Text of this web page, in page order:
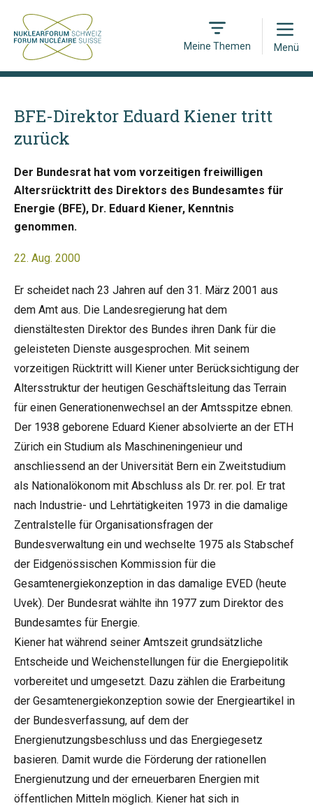
Meine Themen
Open
Menü
BFE-Direktor Eduard Kiener tritt
zurück
Der Bundesrat hat vom vorzeitigen freiwilligen
Altersrücktritt des Direktors des Bundesamtes für
Energie (BFE), Dr. Eduard Kiener, Kenntnis
genommen.
22. Aug. 2000
Er scheidet nach 23 Jahren auf den 31. März 2001 aus
dem Amt aus. Die Landesregierung hat dem
dienstältesten Direktor des Bundes ihren Dank für die
geleisteten Dienste ausgesprochen. Mit seinem
vorzeitigen Rücktritt will Kiener unter Berücksichtigung der
Altersstruktur der heutigen Geschäftsleitung das Terrain
für einen Generationenwechsel an der Amtsspitze ebnen.
Der 1938 geborene Eduard Kiener absolvierte an der ETH
Zürich ein Studium als Maschineningenieur und
anschliessend an der Universität Bern ein Zweitstudium
als Nationalökonom mit Abschluss als Dr. rer. pol. Er trat
nach Industrie- und Lehrtätigkeiten 1973 in die damalige
Zentralstelle für Organisationsfragen der
Bundesverwaltung ein und wechselte 1975 als Stabschef
der Eidgenössischen Kommission für die
Gesamtenergiekonzeption in das damalige EVED (heute
Uvek). Der Bundesrat wählte ihn 1977 zum Direktor des
Bundesamtes für Energie.
Kiener hat während seiner Amtszeit grundsätzliche
Entscheide und Weichenstellungen für die Energiepolitik
vorbereitet und umgesetzt. Dazu zählen die Erarbeitung
der Gesamtenergiekonzeption sowie der Energieartikel in
der Bundesverfassung, auf dem der
Energienutzungsbeschluss und das Energiegesetz
basieren. Damit wurde die Förderung der rationellen
Energienutzung und der erneuerbaren Energien mit
öffentlichen Mitteln möglich. Kiener hat sich in